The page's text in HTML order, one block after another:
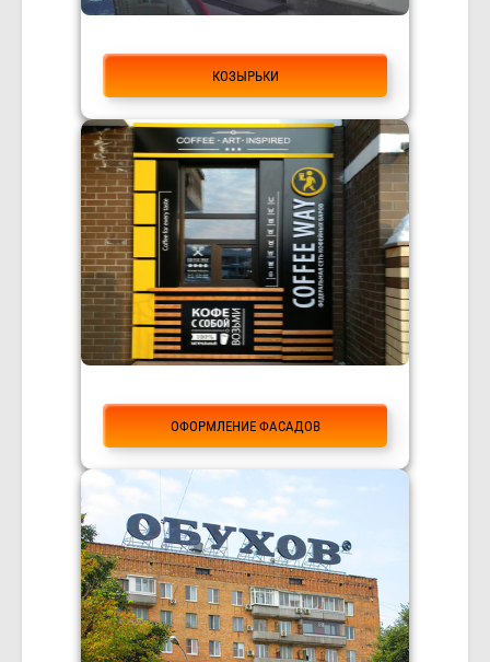
КОЗЫРЬКИ
ОФОРМЛЕНИЕ ФАСАДОВ